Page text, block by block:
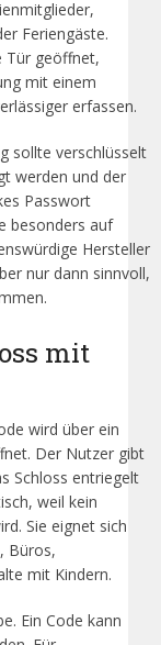
Feriengäste.
Tür geöffnet,
mit einem
erfassen.
sollte verschlüsselt
werden und der
Passwort
besonders auf
Hersteller
nur dann sinnvoll,
mit
wird über ein
Der Nutzer gibt
Schloss entriegelt
weil kein
Sie eignet sich
Büros,
mit Kindern.
Ein Code kann